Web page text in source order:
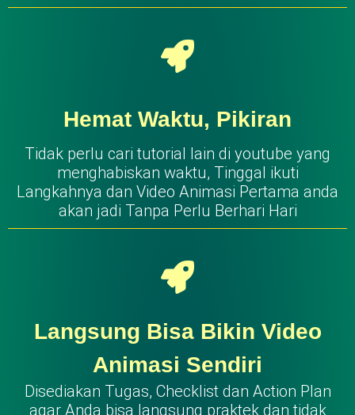
Hemat Waktu, Pikiran
Tidak perlu cari tutorial lain di youtube yang
menghabiskan waktu, Tinggal ikuti
Langkahnya dan Video Animasi Pertama anda
akan jadi Tanpa Perlu Berhari Hari
Langsung Bisa Bikin Video
Animasi Sendiri
Disediakan Tugas, Checklist dan Action Plan
agar Anda bisa langsung praktek dan tidak